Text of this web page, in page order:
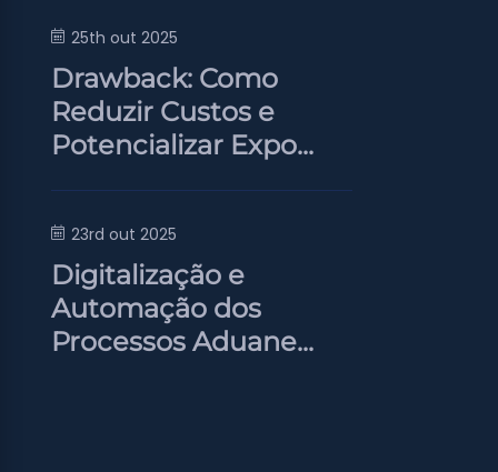
25th out 2025
Drawback: Como
Reduzir Custos e
Potencializar Expo...
23rd out 2025
Digitalização e
Automação dos
Processos Aduane...